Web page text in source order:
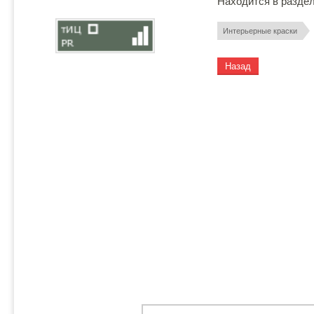
Интерьерные краски
Назад